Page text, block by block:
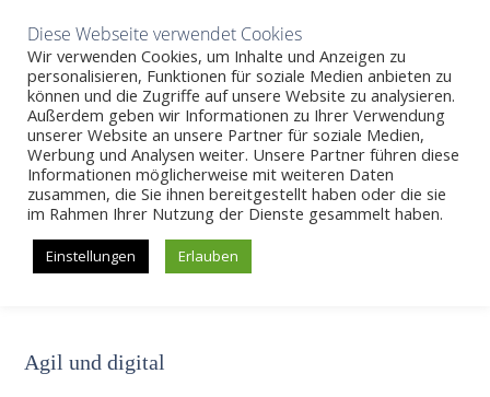
Aktuelles Unternehmen
SKIP
TO
CONTENT
Veranstaltungen>>[um]denk[bar] Online-Seminar: „agil und
digital“
[um]denk[bar] Online-Seminar: „agil und
digital“
Agil und digital
Diese Webseite verwendet Cookies
Wir verwenden Cookies, um Inhalte und Anzeigen zu
personalisieren, Funktionen für soziale Medien anbieten zu
können und die Zugriffe auf unsere Website zu analysieren.
Außerdem geben wir Informationen zu Ihrer Verwendung
unserer Website an unsere Partner für soziale Medien,
Werbung und Analysen weiter. Unsere Partner führen diese
Informationen möglicherweise mit weiteren Daten
zusammen, die Sie ihnen bereitgestellt haben oder die sie
im Rahmen Ihrer Nutzung der Dienste gesammelt haben.
Einstellungen Erlauben